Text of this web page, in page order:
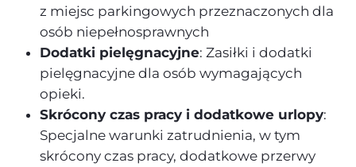
z miejsc parkingowych przeznaczonych dla
osób niepełnosprawnych
Dodatki pielęgnacyjne: Zasiłki i dodatki
pielęgnacyjne dla osób wymagających
opieki.
Skrócony czas pracy i dodatkowe urlopy:
Specjalne warunki zatrudnienia, w tym
skrócony czas pracy, dodatkowe przerwy